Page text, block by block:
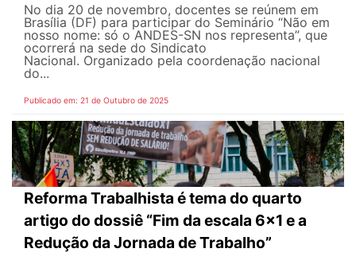
No dia 20 de novembro, docentes se reúnem em
Brasília (DF) para participar do Seminário “Não em
nosso nome: só o ANDES-SN nos representa”, que
ocorrerá na sede do Sindicato
Nacional. Organizado pela coordenação nacional
do...
Publicado em: 21 de Outubro de 2025
Reforma Trabalhista é tema do quarto
artigo do dossiê “Fim da escala 6x1 e a
Redução da Jornada de Trabalho”